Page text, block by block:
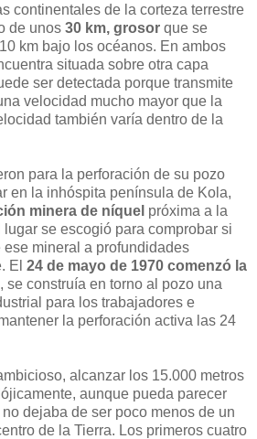
continentales de la corteza terrestre
de unos 30 km, grosor que se
km bajo los océanos. En ambos
situada sobre otra capa
ser detectada porque transmite
velocidad mucho mayor que la
también varía dentro de la
para la perforación de su pozo
en la inhóspita península de Kola,
minera de níquel próxima a la
se escogió para comprobar si
mineral a profundidades
El 24 de mayo de 1970 comenzó la
se construía en torno al pozo una
para los trabajadores e
la perforación activa las 24
alcanzar los 15.000 metros
aunque pueda parecer
dejaba de ser poco menos de un
de la Tierra. Los primeros cuatro